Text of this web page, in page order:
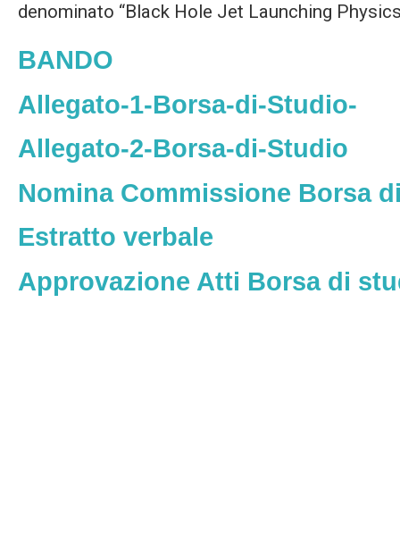
denominato “Black Hole Jet Launching
BANDO
Allegato-1-Borsa-di-Studio-
Allegato-2-Borsa-di-Studio
Nomina Commissione Borsa
Estratto verbale
Approvazione Atti Borsa di